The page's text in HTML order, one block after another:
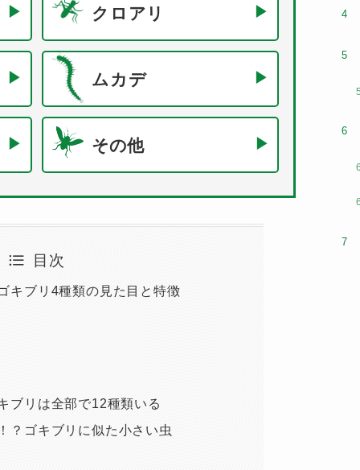
クロアリ
ムカデ
その他
目次
キブリ4種類の見た目と特徴
ブリは全部で12種類いる
？ゴキブリに似た小さい虫